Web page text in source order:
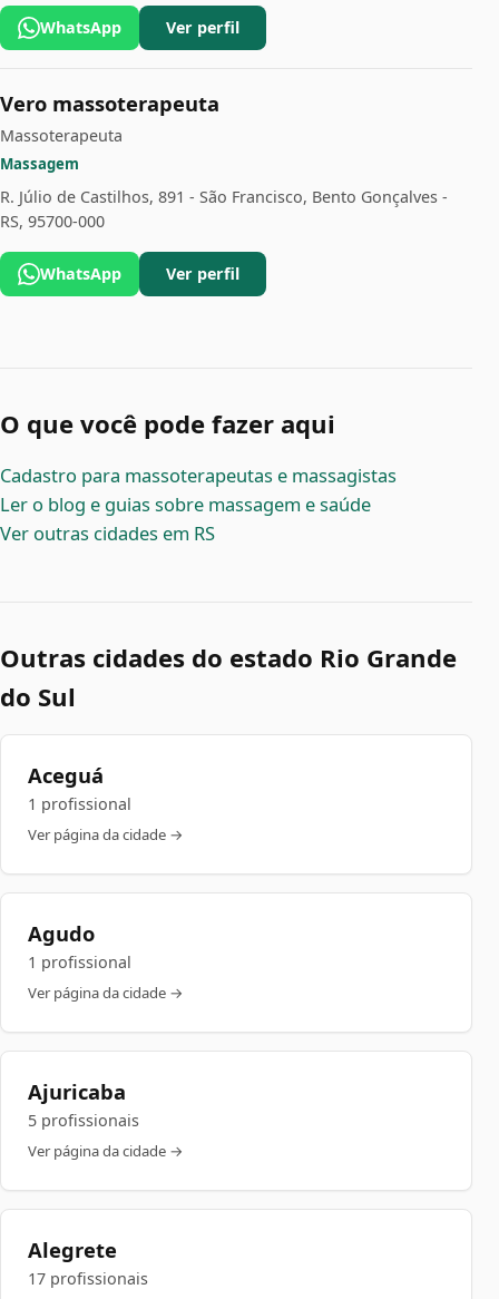
WhatsApp Ver perfil
Vero massoterapeuta
Massoterapeuta
Massagem
R. Júlio de Castilhos, 891 - São Francisco, Bento Gonçalves -
RS, 95700-000
WhatsApp Ver perfil
O que você pode fazer aqui
Cadastro para massoterapeutas e massagistas
Ler o blog e guias sobre massagem e saúde
Ver outras cidades em RS
Outras cidades do estado Rio Grande
do Sul
Aceguá
1 profissional
Ver página da cidade →
Agudo
1 profissional
Ver página da cidade →
Ajuricaba
5 profissionais
Ver página da cidade →
Alegrete
17 profissionais